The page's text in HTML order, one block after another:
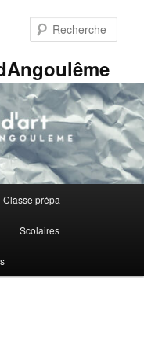
Classe prépa
Scolaires